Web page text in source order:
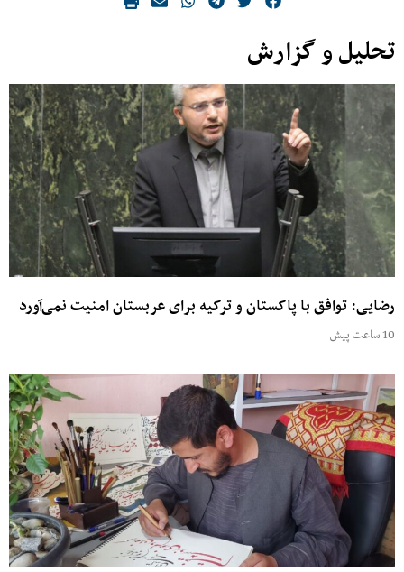
تحلیل و گزارش
رضایی: توافق با پاکستان و ترکیه برای عربستان امنیت نمی‌آورد
10 ساعت پیش